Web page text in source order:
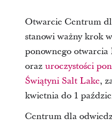
Otwarcie Centrum
stanowi ważny krok
ponownego otwarcia
oraz uroczystości
Świątyni Salt Lake,
kwietnia do 1
Centrum dla